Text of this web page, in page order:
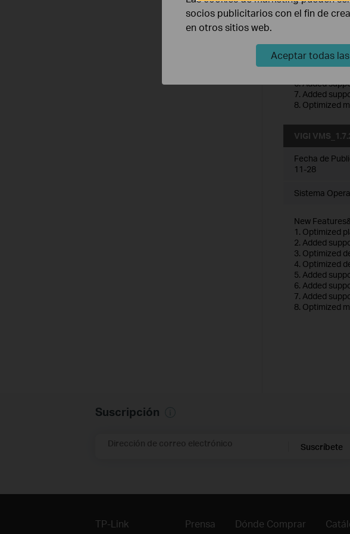
New
3. Optimized
4. Optimized
6. Added
7. Added
8. Optimized
VIGI
Fecha de
11-28
Sistema
New
1. Optimized
2. Added
3. Optimized
4. Optimized
5. Added
6. Added
7. Added
8. Optimized
Suscripción
Dirección de correo electrónico Suscríbete
TP-Link Prensa Dónde Comprar
socios publicitarios con el fin de
en otros sitios web.
Aceptar todas